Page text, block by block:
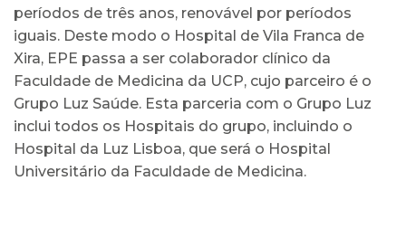
períodos de três anos, renovável por períodos
iguais. Deste modo o Hospital de Vila Franca de
Xira, EPE passa a ser colaborador clínico da
Faculdade de Medicina da UCP, cujo parceiro é o
Grupo Luz Saúde. Esta parceria com o Grupo Luz
inclui todos os Hospitais do grupo, incluindo o
Hospital da Luz Lisboa, que será o Hospital
Universitário da Faculdade de Medicina.